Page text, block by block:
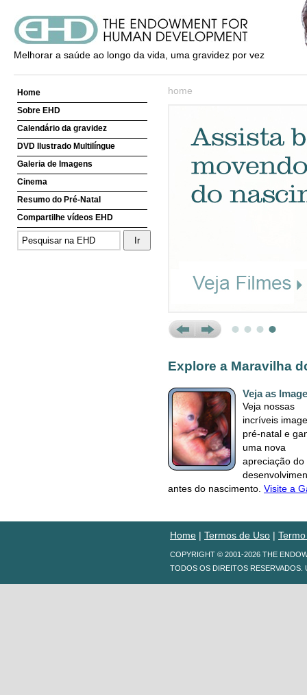
Melhorar a saúde ao longo da vida, uma gravidez por vez
Home
Sobre EHD
Calendário da gravidez
DVD Ilustrado Multilíngue
Galeria de Imagens
Cinema
Resumo do Pré-Natal
Compartilhe vídeos EHD
home
Explore a Maravilha
Veja as
Veja nossas
incríveis
pré-natal e
uma nova
apreciação do
antes do nascimento. Visite a
Home | Termos de Uso |
COPYRIGHT © 2001-2026 THE
TODOS OS DIREITOS